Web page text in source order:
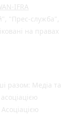
IFRA
"Прес-служба",
на правах
разом: Медіа та